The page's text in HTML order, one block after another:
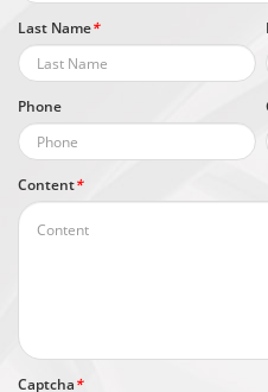
Last Name*
Phone
Content*
Captcha*